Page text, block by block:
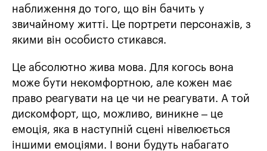
наближення до того, що він бачить у
звичайному житті. Це портрети персонажів, з
якими він особисто стикався.
Це абсолютно жива мова. Для когось вона
може бути некомфортною, але кожен має
право реагувати на це чи не реагувати. А той
дискомфорт, що, можливо, виникне – це
емоція, яка в наступній сцені нівелюється
іншими емоціями. І вони будуть набагато